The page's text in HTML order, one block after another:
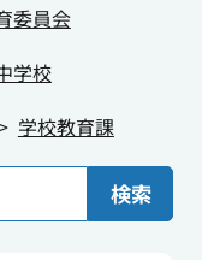
委員会
学校
学校教育課
検索